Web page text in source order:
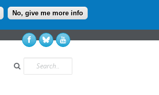
No, give me more info
Buscar